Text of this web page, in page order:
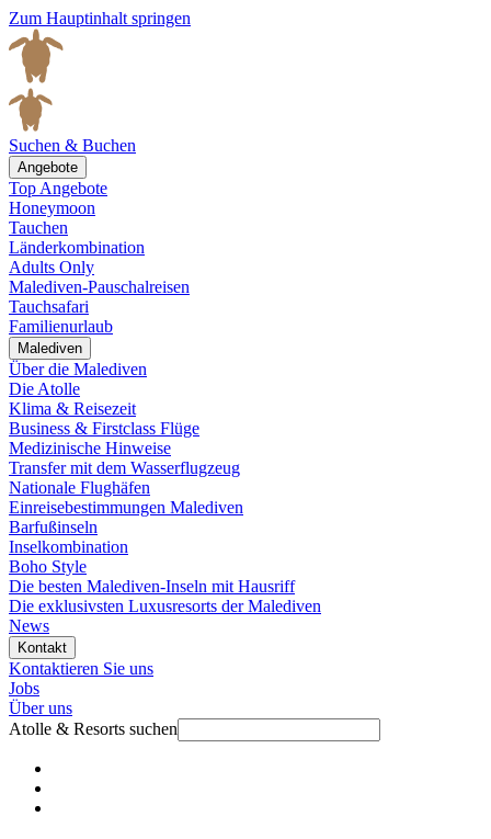
Zum Hauptinhalt springen
Suchen & Buchen
Angebote
Top Angebote
Honeymoon
Tauchen
Länderkombination
Adults Only
Malediven-Pauschalreisen
Tauchsafari
Familienurlaub
Malediven
Über die Malediven
Die Atolle
Klima & Reisezeit
Business & Firstclass Flüge
Medizinische Hinweise
Transfer mit dem Wasserflugzeug
Nationale Flughäfen
Einreisebestimmungen Malediven
Barfußinseln
Inselkombination
Boho Style
Die besten Malediven-Inseln mit Hausriff
Die exklusivsten Luxusresorts der Malediven
News
Kontakt
Kontaktieren Sie uns
Jobs
Über uns
Atolle & Resorts suchen